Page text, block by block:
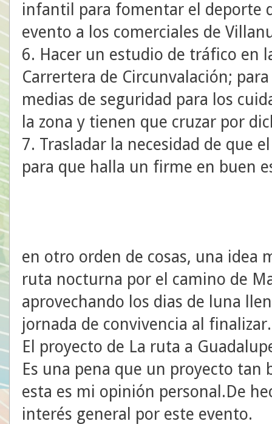
infantil para fomentar el deporte
evento a los comerciales de
6. Hacer un estudio de tráfico en
Carrertera de Circunvalación;
medias de seguridad para los
la zona y tienen que cruzar por
7. Trasladar la necesidad de que
para que halla un firme en buen
en otro orden de cosas, una idea
ruta nocturna por el camino de
aprovechando los dias de luna
jornada de convivencia al finalizar.
El proyecto de La ruta a
Es una pena que un proyecto tan
esta es mi opinión personal.De
interés general por este evento.